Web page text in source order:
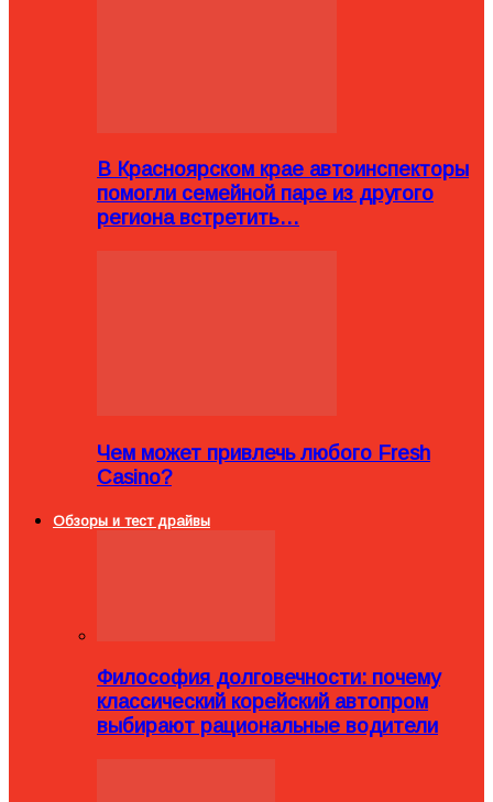
В Красноярском крае автоинспекторы
помогли семейной паре из другого
региона встретить…
Чем может привлечь любого Fresh
Casino?
Обзоры и тест драйвы
Философия долговечности: почему
классический корейский автопром
выбирают рациональные водители